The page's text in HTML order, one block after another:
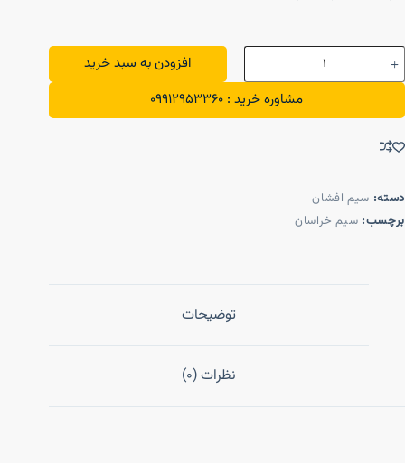
افزودن به سبد خرید
مشاوره خرید : 09912953360
دسته: سیم افشان
برچسب: سیم خراسان
توضیحات
نظرات (0)